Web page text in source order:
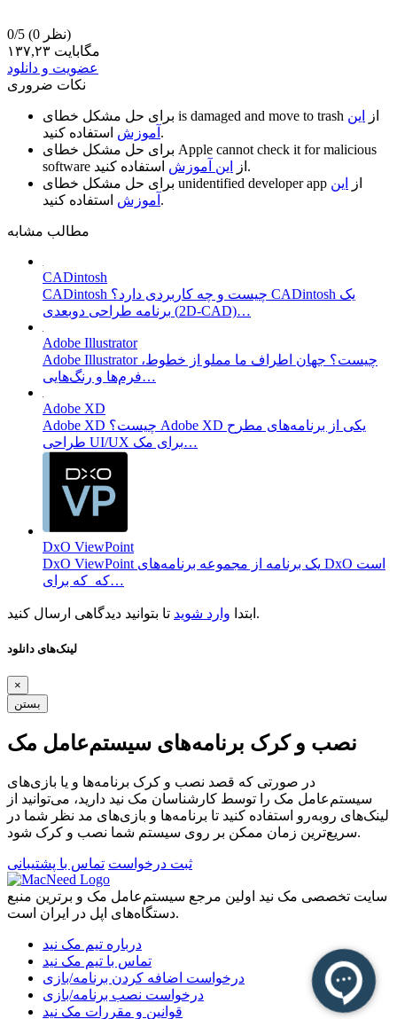
0/5
(0 نظر)
۱۳۷,۲۳ مگابایت
عضویت و دانلود
نکات ضروری
is damaged and move to trash از
این
آموزش استفاده کنید.
Apple cannot check it for malicious
software
از این آموزش
استفاده کنید.
unidentified developer app از
این
آموزش استفاده کنید.
مطالب مشابه
CADintosh
CADintosh چیست و چه کاربردی دارد؟ CADintosh یک
برنامه طراحی دوبعدی (2D-CAD)…
Adobe Illustrator
Adobe Illustrator چیست؟ جهان اطراف ما مملو از خطوط،
فرم‌ها و رنگ‌هایی…
Adobe XD
Adobe XD چیست؟ Adobe XD یکی از برنامه‌های مطرح
طراحی UI/UX برای مک…
DxO ViewPoint
DxO ViewPoint یک برنامه از مجموعه برنامه‌های DxO است
که که برای…
ابتدا وارد شوید تا بتوانید دیدگاهی ارسال کنید.
لینک‌های دانلود
×
بستن
نصب و کرک برنامه‌های سیستم‌عامل مک
در صورتی که قصد نصب و کرک برنامه‌ها و یا بازی‌های
سیستم‌عامل مک را توسط کارشناسان مک نید دارید، می‌توانید از
لینک‌های رو‌به‌رو استفاده کنید تا برنامه‌ها و بازی‌های مد نظر شما در
سریع‌ترین زمان ممکن بر روی سیستم شما نصب و کرک شود.
ثبت درخواست تماس با پشتیبانی
سایت تخصصی مک نید اولین مرجع سیستم‌عامل مک و برترین منبع
دستگاه‌های اپل در ایران است.
درباره تیم مک نید
تماس با تیم مک نید
درخواست اضافه کردن برنامه/بازی
درخواست نصب برنامه/بازی
قوانین و مقررات مک نید